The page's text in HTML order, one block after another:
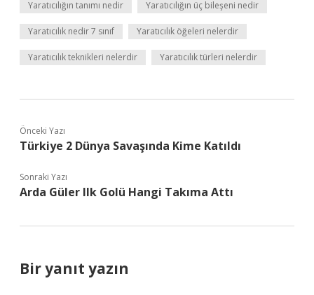
Yaratıcılığın tanımı nedir Yaratıcılığın üç bileşeni nedir
Yaratıcılık nedir 7 sınıf Yaratıcılık öğeleri nelerdir
Yaratıcılık teknikleri nelerdir Yaratıcılık türleri nelerdir
Önceki Yazı
Türkiye 2 Dünya Savaşında Kime Katıldı
Sonraki Yazı
Arda Güler Ilk Golü Hangi Takıma Attı
Bir yanıt yazın